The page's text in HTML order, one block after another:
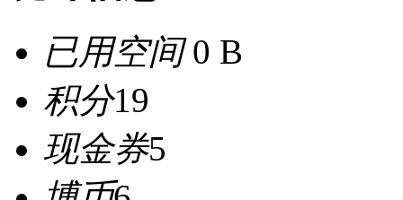
已用空间0 B
积分19
现金券5